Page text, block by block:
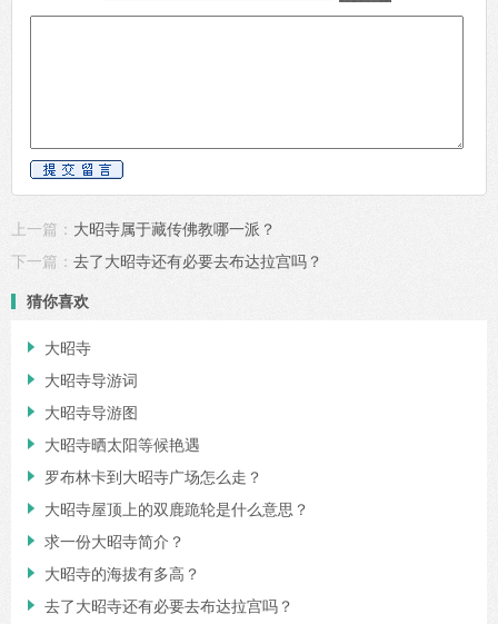
上一篇： 大昭寺属于藏传佛教哪一派？
下一篇： 去了大昭寺还有必要去布达拉宫吗？
猜你喜欢
 大昭寺
 大昭寺导游词
 大昭寺导游图
 大昭寺晒太阳等候艳遇
 罗布林卡到大昭寺广场怎么走？
 大昭寺屋顶上的双鹿跪轮是什么意思？
 求一份大昭寺简介？
 大昭寺的海拔有多高？
 去了大昭寺还有必要去布达拉宫吗？